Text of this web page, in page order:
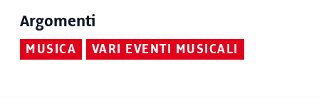
Argomenti
MUSICA VARI EVENTI MUSICALI